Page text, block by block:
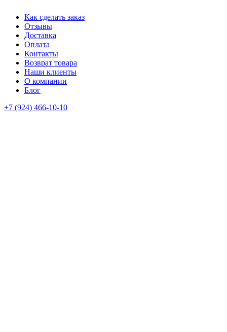
Как сделать заказ
Отзывы
Доставка
Оплата
Контакты
Возврат товара
Наши клиенты
О компании
Блог
+7 (924) 466-10-10